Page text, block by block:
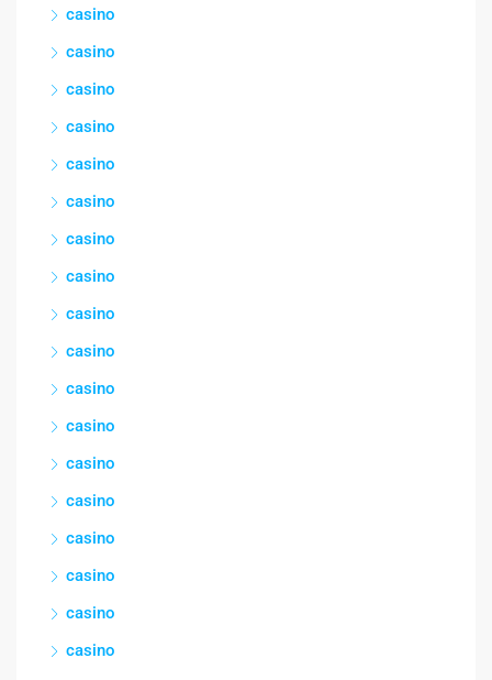
casino
casino
casino
casino
casino
casino
casino
casino
casino
casino
casino
casino
casino
casino
casino
casino
casino
casino